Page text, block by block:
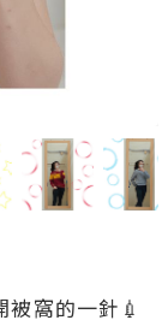
窩的一針💉